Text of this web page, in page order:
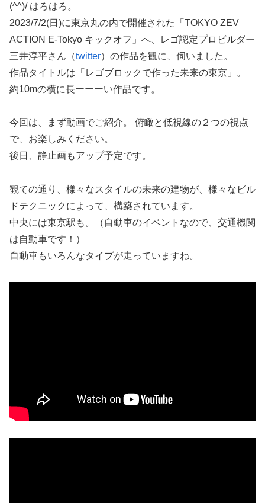
(^^)/ はろはろ。
2023/7/2(日)に東京丸の内で開催された「TOKYO ZEV
ACTION E-Tokyo キックオフ」へ、レゴ認定プロビルダー
三井淳平さん（twitter）の作品を観に、伺いました。
作品タイトルは「レゴブロックで作った未来の東京」。
約10mの横に長ーーーい作品です。
今回は、まず動画でご紹介。 俯瞰と低視線の２つの視点
で、お楽しみください。
後日、静止画もアップ予定です。
観ての通り、様々なスタイルの未来の建物が、様々なビル
ドテクニックによって、構築されています。
中央には東京駅も。（自動車のイベントなので、交通機関
は自動車です！）
自動車もいろんなタイプが走っていますね。